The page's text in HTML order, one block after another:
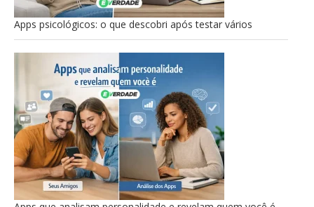
Apps psicológicos: o que descobri após testar vários